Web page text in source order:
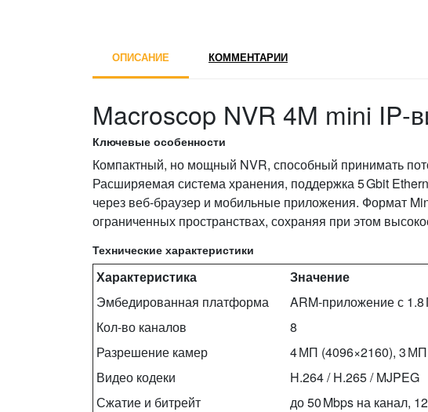
ОПИСАНИЕ КОММЕНТАРИИ
Macroscop NVR 4M mini
Ключевые особенности
Компактный, но мощный NVR, способный принимать
Расширяемая система хранения, поддержка 5 Gbit
через веб‑браузер и мобильные приложения. Формат
ограниченных пространствах, сохраняя при этом
Технические характеристики
Характеристика
Значение
Эмбедированная платформа
ARM‑приложение с 1.8
Кол-во каналов
8
Разрешение камер
4 МП (4096×2160), 3
Видео кодеки
H.264 / H.265 / MJPEG
Сжатие и битрейт
до 50 Mbps на канал,